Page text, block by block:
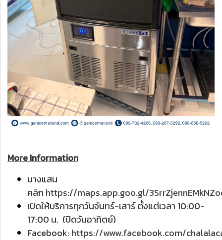
More Information
บางแสน
คลิก https://maps.app.goo.gl/
เปิดให้บริการทุกวันจันทร์-เสาร์ ตั้งแต่เวลา 10:00-
17:00 น. (ปิดวันอาทิตย์)
Facebook: https://www.facebook.com/